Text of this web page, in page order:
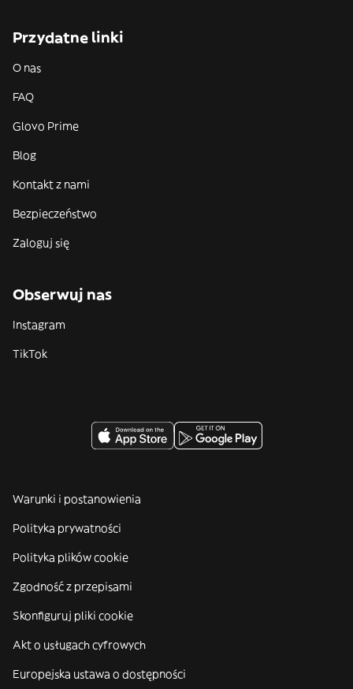
Przydatne linki
O nas
FAQ
Glovo Prime
Blog
Kontakt z nami
Bezpieczeństwo
Zaloguj się
Obserwuj nas
Instagram
TikTok
Warunki i postanowienia
Polityka prywatności
Polityka plików cookie
Zgodność z przepisami
Skonfiguruj pliki cookie
Akt o usługach cyfrowych
Europejska ustawa o dostępności